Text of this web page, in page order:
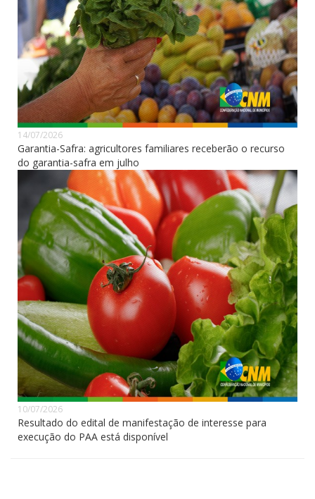
14/07/2026
Garantia-Safra: agricultores familiares receberão o recurso
do garantia-safra em julho
10/07/2026
Resultado do edital de manifestação de interesse para
execução do PAA está disponível